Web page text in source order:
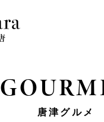
唐津グルメ